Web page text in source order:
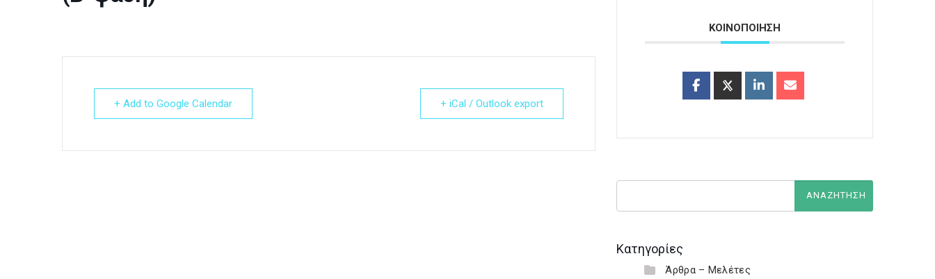
+ Add to Google Calendar + iCal / Outlook export
ΚΟΙΝΟΠΟΙΗΣΗ
Κατηγορίες
Άρθρα – Μελέτες